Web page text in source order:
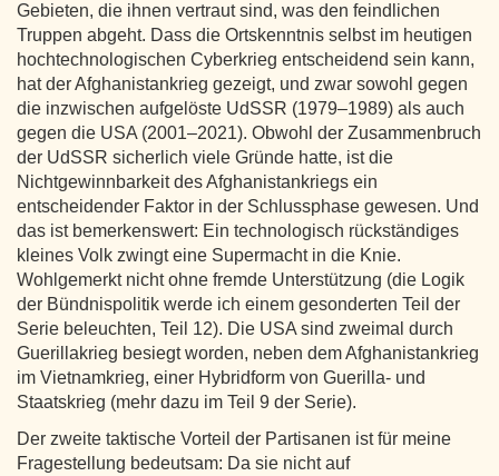
Gebieten, die ihnen vertraut sind, was den feindlichen
Truppen abgeht. Dass die Ortskenntnis selbst im heutigen
hochtechnologischen Cyberkrieg entscheidend sein kann,
hat der Afghanistankrieg gezeigt, und zwar sowohl gegen
die inzwischen aufgelöste UdSSR (1979–1989) als auch
gegen die USA (2001–2021). Obwohl der Zusammenbruch
der UdSSR sicherlich viele Gründe hatte, ist die
Nichtgewinnbarkeit des Afghanistankriegs ein
entscheidender Faktor in der Schlussphase gewesen. Und
das ist bemerkenswert: Ein technologisch rückständiges
kleines Volk zwingt eine Supermacht in die Knie.
Wohlgemerkt nicht ohne fremde Unterstützung (die Logik
der Bündnispolitik werde ich einem gesonderten Teil der
Serie beleuchten, Teil 12). Die USA sind zweimal durch
Guerillakrieg besiegt worden, neben dem Afghanistankrieg
im Vietnamkrieg, einer Hybridform von Guerilla- und
Staatskrieg (mehr dazu im Teil 9 der Serie).
Der zweite taktische Vorteil der Partisanen ist für meine
Fragestellung bedeutsam: Da sie nicht auf